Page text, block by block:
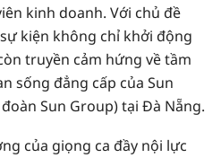
kinh doanh. Với chủ đề
kiện không chỉ khởi động
truyền cảm hứng về tầm
sống đẳng cấp của Sun
Sun Group) tại Đà Nẵng.
của giọng ca đầy nội lực